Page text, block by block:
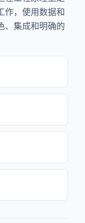
作，使用数据和
、集成和明确的